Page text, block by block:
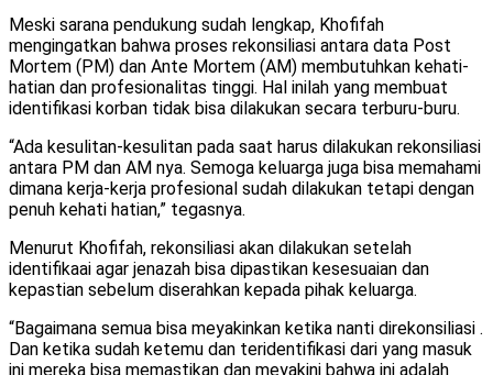
Meski sarana pendukung sudah lengkap, Khofifah
mengingatkan bahwa proses rekonsiliasi antara data Post
Mortem (PM) dan Ante Mortem (AM) membutuhkan kehati-
hatian dan profesionalitas tinggi. Hal inilah yang membuat
identifikasi korban tidak bisa dilakukan secara terburu-buru.
“Ada kesulitan-kesulitan pada saat harus dilakukan rekonsiliasi
antara PM dan AM nya. Semoga keluarga juga bisa memahami
dimana kerja-kerja profesional sudah dilakukan tetapi dengan
penuh kehati hatian,” tegasnya.
Menurut Khofifah, rekonsiliasi akan dilakukan setelah
identifikaai agar jenazah bisa dipastikan kesesuaian dan
kepastian sebelum diserahkan kepada pihak keluarga.
“Bagaimana semua bisa meyakinkan ketika nanti direkonsiliasi .
Dan ketika sudah ketemu dan teridentifikasi dari yang masuk
ini mereka bisa memastikan dan meyakini bahwa ini adalah